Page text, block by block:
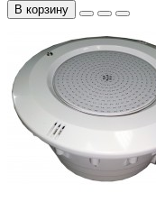
В корзину